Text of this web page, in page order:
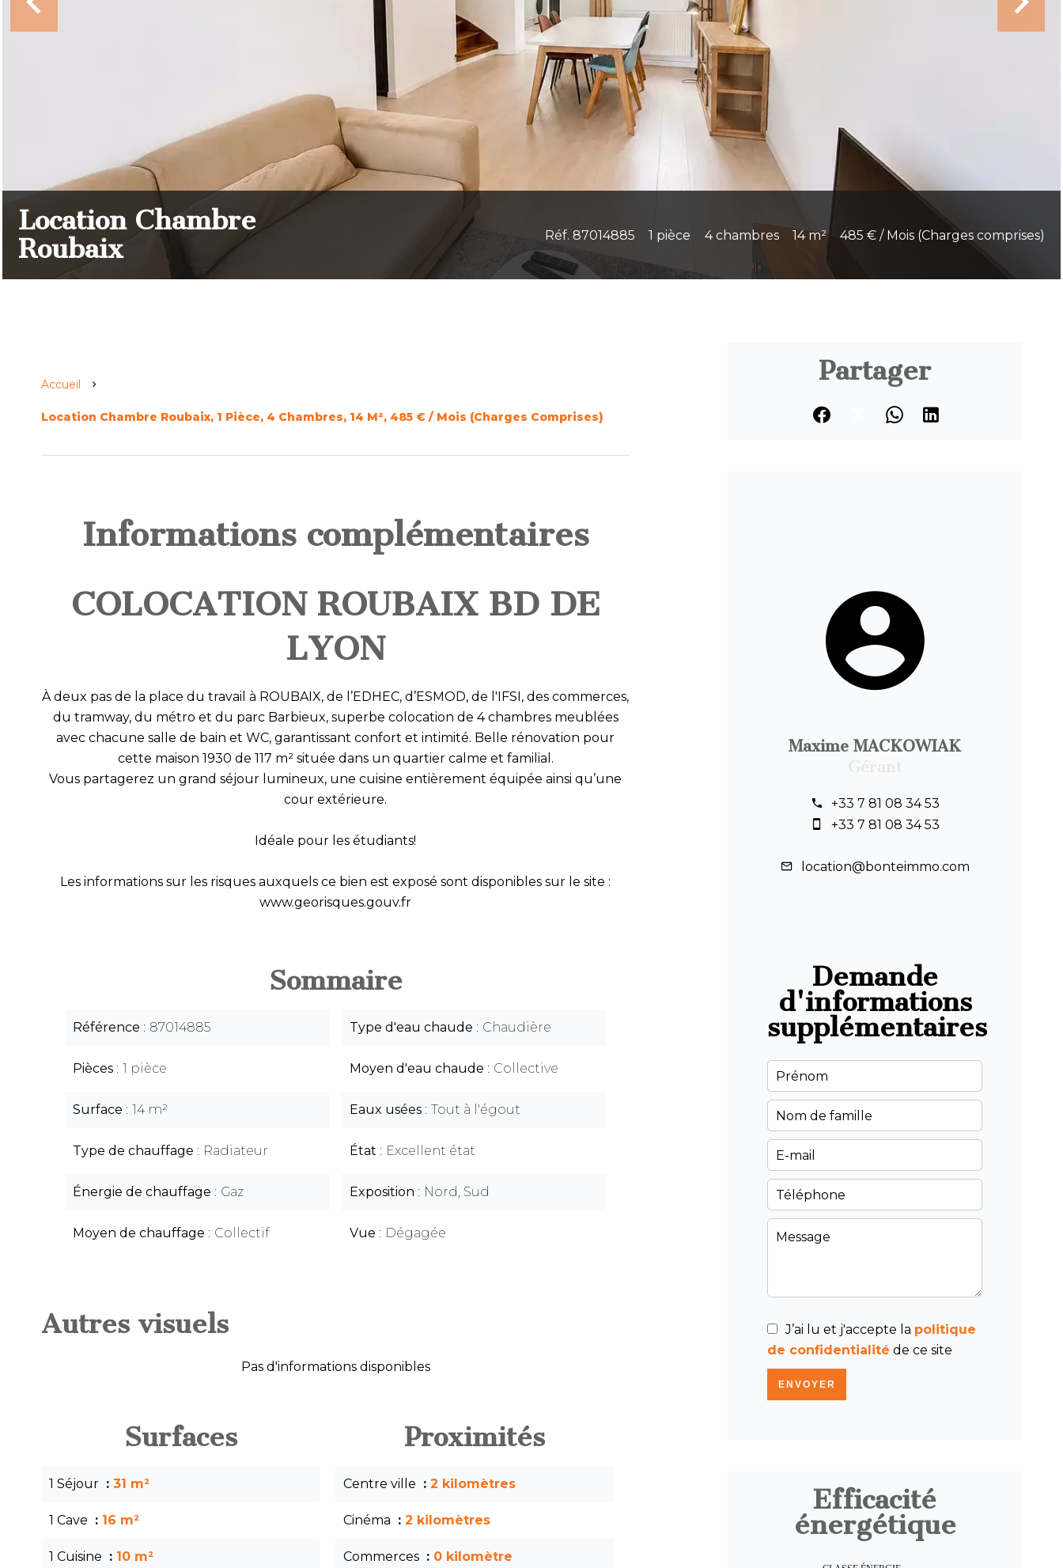
Location Chambre
Roubaix
Réf. 87014885 1 pièce 4 chambres 14 m² 485 € / Mois (Charges comprises)
Accueil
Location Chambre Roubaix, 1 Pièce, 4 Chambres, 14 M², 485 € / Mois (Charges Comprises)
Informations complémentaires
COLOCATION ROUBAIX BD DE
LYON
À deux pas de la place du travail à ROUBAIX, de l’EDHEC, d’ESMOD, de l'IFSI, des commerces,
du tramway, du métro et du parc Barbieux, superbe colocation de 4 chambres meublées
avec chacune salle de bain et WC, garantissant confort et intimité. Belle rénovation pour
cette maison 1930 de 117 m² située dans un quartier calme et familial.
Vous partagerez un grand séjour lumineux, une cuisine entièrement équipée ainsi qu’une
cour extérieure.
Idéale pour les étudiants!
Les informations sur les risques auxquels ce bien est exposé sont disponibles sur le site :
www.georisques.gouv.fr
Sommaire
Référence 87014885
Pièces 1 pièce
Surface 14 m²
Type de chauffage Radiateur
Énergie de chauffage Gaz
Moyen de chauffage Collectif
Type d'eau chaude Chaudière
Moyen d'eau chaude Collective
Eaux usées Tout à l'égout
État Excellent état
Exposition Nord, Sud
Vue Dégagée
Autres visuels
Pas d'informations disponibles
Surfaces
1 Séjour 31 m²
1 Cave 16 m²
1 Cuisine 10 m²
Proximités
Centre ville 2 kilomètres
Cinéma 2 kilomètres
Commerces 0 kilomètre
Partager
Maxime MACKOWIAK
+33 7 81 08 34 53
+33 7 81 08 34 53
location@bonteimmo.com
Demande
d'informations
supplémentaires
J’ai lu et j'accepte la politique
de confidentialité de ce site
ENVOYER
Efficacité
énergétique